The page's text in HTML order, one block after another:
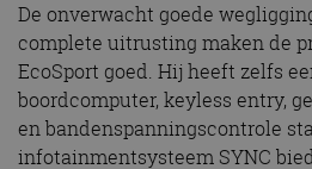
De onverwacht goede
complete uitrusting maken de
EcoSport goed. Hij heeft zelfs
boordcomputer, keyless entry,
en bandenspanningscontrole
infotainmentsysteem SYNC